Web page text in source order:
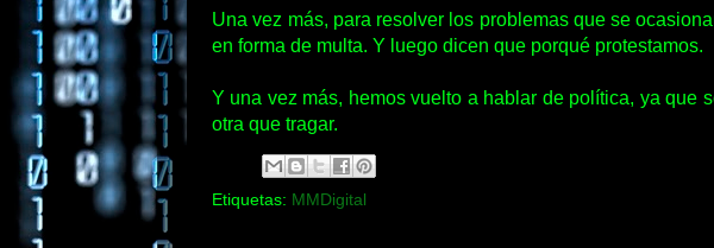
Una vez más, para resolver los problemas que se
en forma de multa. Y luego dicen que porqué protestamos.
Y una vez más, hemos vuelto a hablar de política, ya que
otra que tragar.
Etiquetas: MMDigital